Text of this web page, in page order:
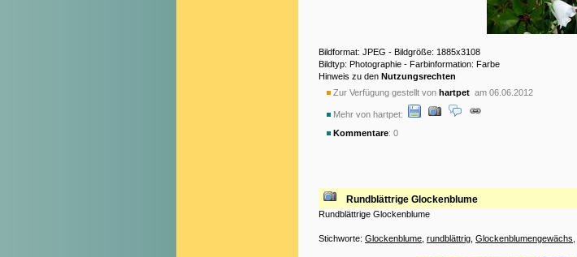
Bildformat: JPEG - Bildgröße: 1885x3108
Bildtyp: Photographie - Farbinformation: Farbe
Hinweis zu den Nutzungsrechten
Zur Verfügung gestellt von hartpet am 06.06.2012
Mehr von hartpet:
Kommentare: 0
Rundblättrige Glockenblume
Rundblättrige Glockenblume
Stichworte: Glockenblume rundblättrig Glockenblumengewächs